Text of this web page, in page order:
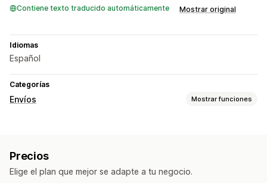
Contiene texto traducido automáticamente Mostrar original
Idiomas
Español
Categorías
Envíos Mostrar funciones
Precios
Elige el plan que mejor se adapte a tu negocio.